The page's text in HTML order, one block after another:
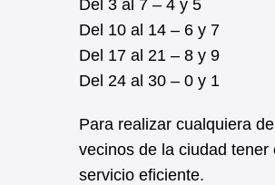
Del 3 al 7 – 4 y 5
Del 10 al 14 – 6 y 7
Del 17 al 21 – 8 y 9
Del 24 al 30 – 0 y 1
Para realizar cualquiera
vecinos de la ciudad
servicio eficiente.